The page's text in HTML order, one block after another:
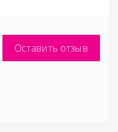
Оставить отзыв